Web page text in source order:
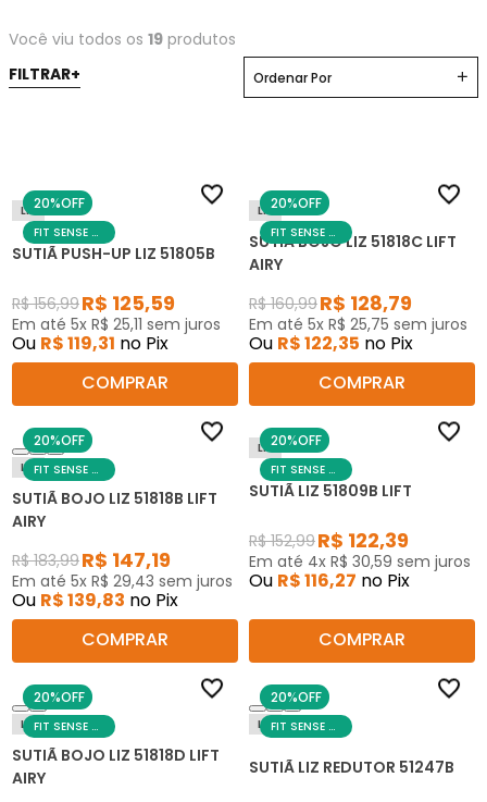
Você viu todos os 19 produtos
Ordenar Por
20%OFF
FIT SENSE DAY
Liz
SUTIÃ PUSH-UP LIZ 51805B
R$ 156,99R$ 125,59
Em até 5x R$ 25,11 sem juros
Ou R$119,31 no Pix
COMPRAR
20%OFF
FIT SENSE DAY
Liz
SUTIÃ BOJO LIZ 51818C LIFT
AIRY
R$ 160,99R$ 128,79
Em até 5x R$ 25,75 sem juros
Ou R$122,35 no Pix
COMPRAR
20%OFF
FIT SENSE DAY
Liz
SUTIÃ BOJO LIZ 51818B LIFT
AIRY
R$ 183,99R$ 147,19
Em até 5x R$ 29,43 sem juros
Ou R$139,83 no Pix
COMPRAR
20%OFF
FIT SENSE DAY
Liz
SUTIÃ LIZ 51809B LIFT
R$ 152,99R$ 122,39
Em até 4x R$ 30,59 sem juros
Ou R$116,27 no Pix
COMPRAR
20%OFF
FIT SENSE DAY
Liz
SUTIÃ BOJO LIZ 51818D LIFT
AIRY
20%OFF
FIT SENSE DAY
Liz
SUTIÃ LIZ REDUTOR 51247B